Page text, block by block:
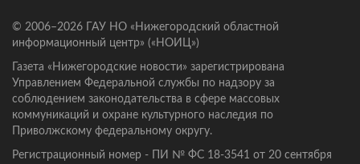
© 2006–2026 ГАУ НО «Нижегородский областной
информационный центр» («НОИЦ»)
Газета «Нижегородские новости» зарегистрирована
Управлением Федеральной службы по надзору за
соблюдением законодательства в сфере массовых
коммуникаций и охране культурного наследия по
Приволжскому федеральному округу.
Регистрационный номер - ПИ № ФС 18-3541 от 20 сентября